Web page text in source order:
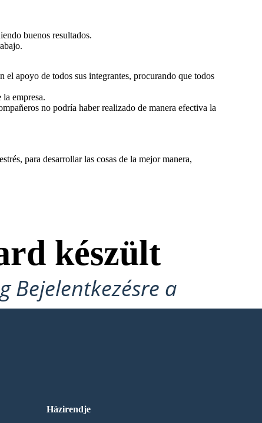
buenos resultados.
apoyo de todos sus integrantes, procurando que todos
empresa.
no podría haber realizado de manera efectiva la
para desarrollar las cosas de la mejor manera,
készült
Bejelentkezésre a
Házirendje